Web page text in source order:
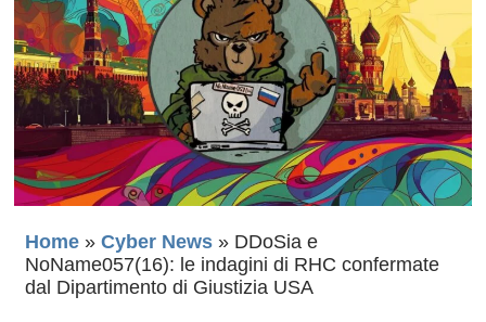
Home » Cyber News » DDoSia e
NoName057(16): le indagini di RHC confermate
dal Dipartimento di Giustizia USA